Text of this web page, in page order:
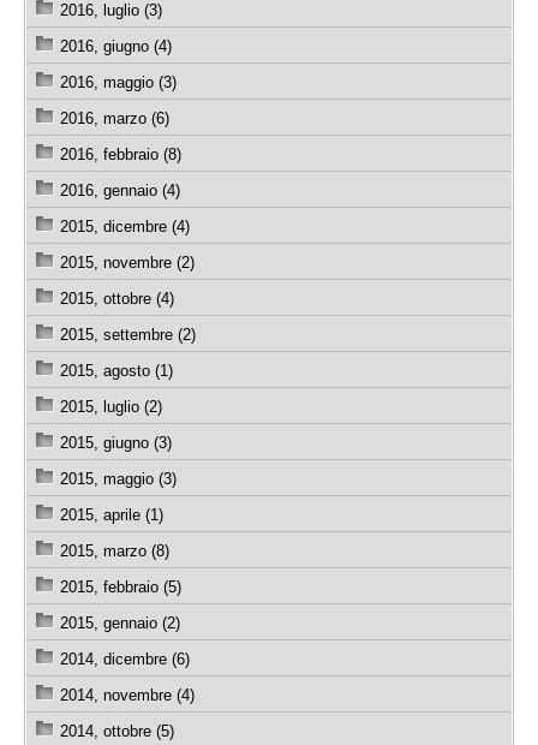
2016, luglio (3)
2016, giugno (4)
2016, maggio (3)
2016, marzo (6)
2016, febbraio (8)
2016, gennaio (4)
2015, dicembre (4)
2015, novembre (2)
2015, ottobre (4)
2015, settembre (2)
2015, agosto (1)
2015, luglio (2)
2015, giugno (3)
2015, maggio (3)
2015, aprile (1)
2015, marzo (8)
2015, febbraio (5)
2015, gennaio (2)
2014, dicembre (6)
2014, novembre (4)
2014, ottobre (5)